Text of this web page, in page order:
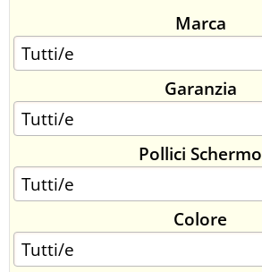
Marca
Garanzia
Pollici Schermo
Colore